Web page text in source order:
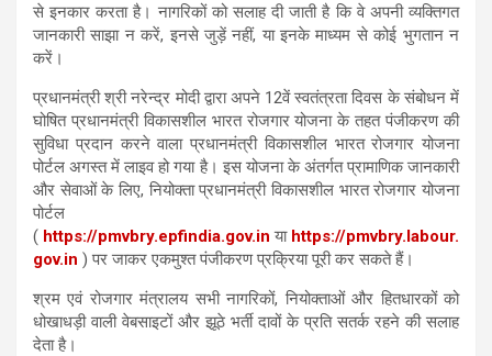
से इनकार करता है। नागरिकों को सलाह दी जाती है कि वे अपनी व्यक्तिगत
जानकारी साझा न करें, इनसे जुड़ें नहीं, या इनके माध्यम से कोई भुगतान न
करें।
प्रधानमंत्री श्री नरेन्‍द्र मोदी द्वारा अपने 12वें स्वतंत्रता दिवस के संबोधन में
घोषित प्रधानमंत्री विकासशील भारत रोजगार योजना के तहत पंजीकरण की
सुविधा प्रदान करने वाला प्रधानमंत्री विकासशील भारत रोजगार योजना
पोर्टल अगस्त में लाइव हो गया है। इस योजना के अंतर्गत प्रामाणिक जानकारी
और सेवाओं के लिए, नियोक्ता प्रधानमंत्री विकासशील भारत रोजगार योजना
पोर्टल
( https://pmvbry.epfindia.gov.in या https://pmvbry.labour.
gov.in ) पर जाकर एकमुश्त पंजीकरण प्रक्रिया पूरी कर सकते हैं।
श्रम एवं रोजगार मंत्रालय सभी नागरिकों, नियोक्ताओं और हितधारकों को
धोखाधड़ी वाली वेबसाइटों और झूठे भर्ती दावों के प्रति सतर्क रहने की सलाह
देता है।